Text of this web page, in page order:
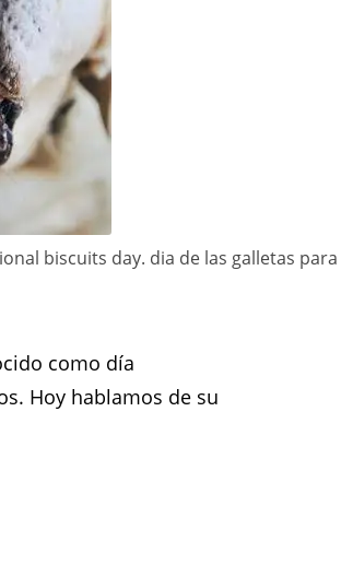
biscuits day. dia de las galletas para
como día
Hoy hablamos de su